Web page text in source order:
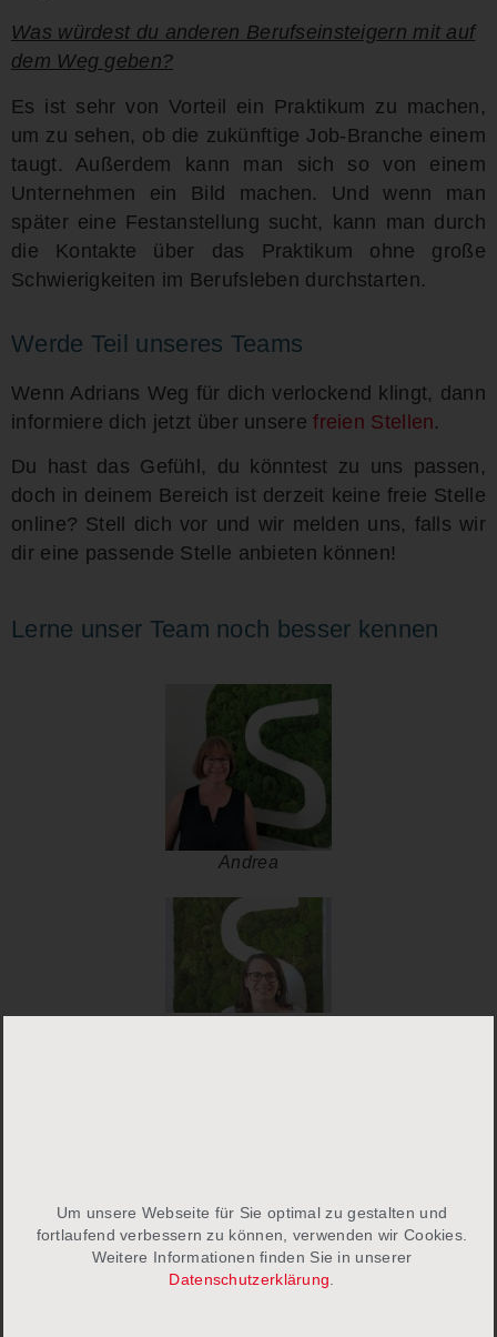
Was würdest du anderen Berufseinsteigern mit auf
dem Weg geben?
Es ist sehr von Vorteil ein Praktikum zu machen,
um zu sehen, ob die zukünftige Job-Branche einem
taugt. Außerdem kann man sich so von einem
Unternehmen ein Bild machen. Und wenn man
später eine Festanstellung sucht, kann man durch
die Kontakte über das Praktikum ohne große
Schwierigkeiten im Berufsleben durchstarten.
Werde Teil unseres Teams
Wenn Adrians Weg für dich verlockend klingt, dann
informiere dich jetzt über unserefreien Stellen.
Du hast das Gefühl, du könntest zu uns passen,
doch in deinem Bereich ist derzeit keine freie Stelle
online? Stell dich vor und wir melden uns, falls wir
dir eine passende Stelle anbieten können!
Lerne unser Team noch besser kennen
Andrea
Impressum
Datenschutz
Um unsere Webseite für Sie optimal zu gestalten und
fortlaufend verbessern zu können, verwenden wir Cookies.
Weitere Informationen finden Sie in unserer
Datenschutzerklärung